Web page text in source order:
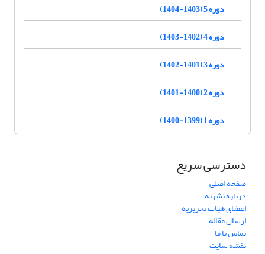
دوره 5 (1403-1404)
دوره 4 (1402-1403)
دوره 3 (1401-1402)
دوره 2 (1400-1401)
دوره 1 (1399-1400)
دسترسی سریع
صفحه اصلی
درباره نشریه
اعضای هیات تحریریه
ارسال مقاله
تماس با ما
نقشه سایت